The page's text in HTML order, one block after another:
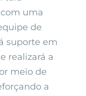
uma
de
suporte em
realizará a
meio de
a